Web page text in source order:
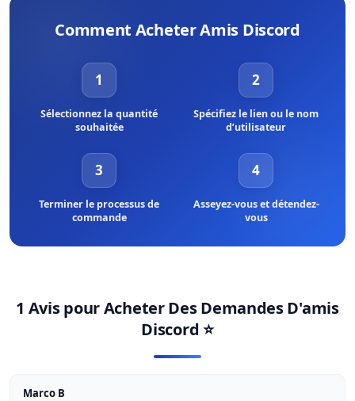
faisant preuve de gratitude, vous pourriez obtenir plus que ce
paiements PayPal et cryptomonnaie à nos clients.
Comment Acheter Amis Discord
1
Sélectionnez la quantité
souhaitée
2
Spécifiez le lien ou le nom
d’utilisateur
3
Terminer le processus de
commande
4
Asseyez-vous et détendez-
vous
1 Avis pourAcheter Des Demandes D'amis
Discord ⭐
Marco B